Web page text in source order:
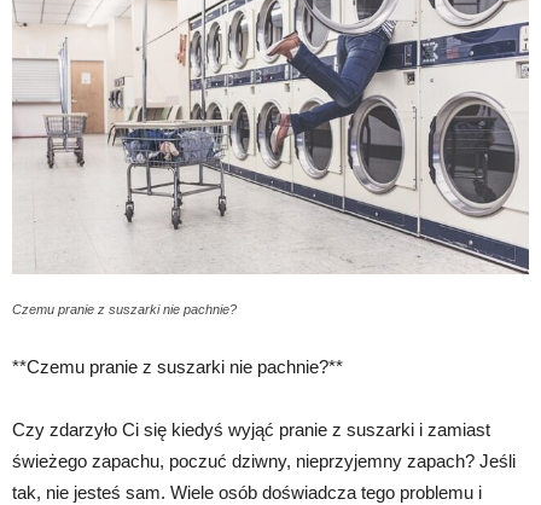
Czemu pranie z suszarki nie pachnie?
**Czemu pranie z suszarki nie pachnie?**
Czy zdarzyło Ci się kiedyś wyjąć pranie z suszarki i zamiast
świeżego zapachu, poczuć dziwny, nieprzyjemny zapach? Jeśli
tak, nie jesteś sam. Wiele osób doświadcza tego problemu i